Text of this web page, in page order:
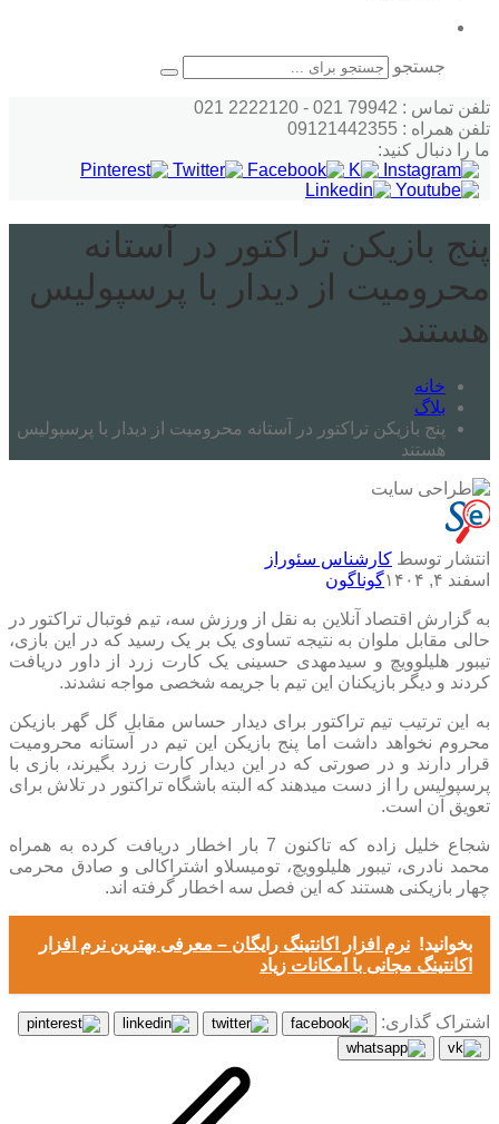
جستجو
تلفن تماس : 79942 021 - 2222120 021
تلفن همراه : 09121442355
ما را دنبال کنید:
پنج بازیکن تراکتور در آستانه
محرومیت از دیدار با پرسپولیس
هستند
خانه
بلاگ
پنج بازیکن تراکتور در آستانه محرومیت از دیدار با پرسپولیس
هستند
انتشار توسط کارشناس سئوراز
اسفند ۴, ۱۴۰۴
گوناگون
به گزارش اقتصاد آنلاین به نقل از ورزش سه، تیم فوتبال تراکتور در
حالی مقابل ملوان به نتیجه تساوی یک بر یک رسید که در این بازی،
تیبور هلیلوویچ و سیدمهدی حسینی یک کارت زرد از داور دریافت
کردند و دیگر بازیکنان این تیم با جریمه شخصی مواجه نشدند.
به این ترتیب تیم تراکتور برای دیدار حساس مقابل گل گهر بازیکن
محروم نخواهد داشت اما پنج بازیکن این تیم در آستانه محرومیت
قرار دارند و در صورتی که در این دیدار کارت زرد بگیرند، بازی با
پرسپولیس را از دست میدهند که البته باشگاه تراکتور در تلاش برای
تعویق آن است.
شجاع خلیل زاده که تاکنون 7 بار اخطار دریافت کرده به همراه
محمد نادری، تیبور هلیلوویچ، تومیسلاو اشتراکالی و صادق محرمی
چهار بازیکنی هستند که این فصل سه اخطار گرفته اند.
بخوانید! نرم افزار اکانتینگ رایگان – معرفی بهترین نرم افزار
اکانتینگ مجانی با امکانات زیاد
اشتراک گذاری: